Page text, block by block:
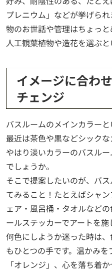
プレニウム」などが挙げら
物のお世話や管理はちょっ
人工観葉植物や造花を選ぶと
イメージに合わ
チェンジ
バスルームのメインカラー
最近は茶色や黒などシックな
やはり淡いカラーのバスル
でしょうか。
そこで提案したいのが、バ
てみること！たとえばシャ
ェア・風呂桶・タオルなど
ールステッカーでアートを施
何色にしようか迷った時は
もひとつの手です。温かみ
「オレンジ」、心を落ち着